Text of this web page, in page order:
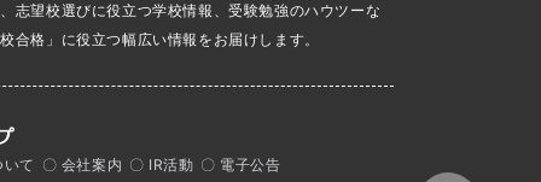
志望校選びに役立つ学校情報、受験勉強のハウツーな
合格」に役立つ幅広い情報をお届けします。
て 〇 会社案内 〇 IR活動 〇 電子公告